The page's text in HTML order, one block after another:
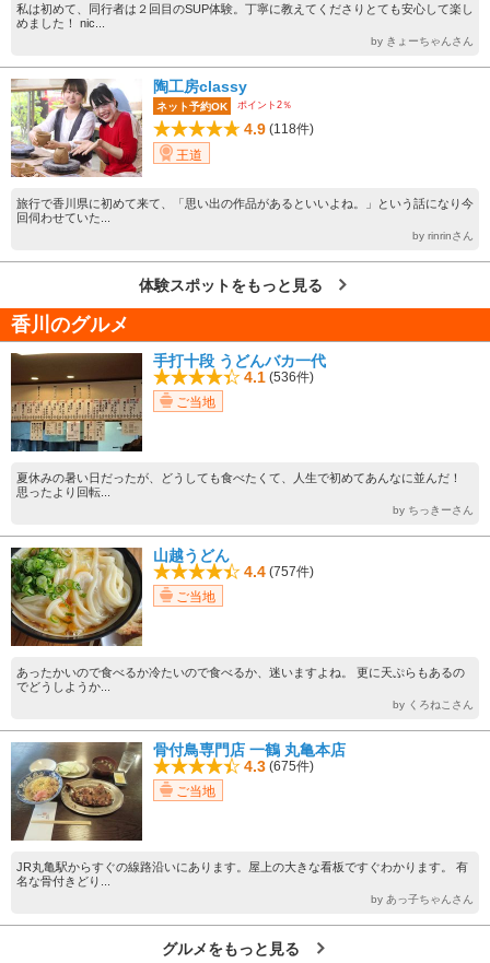
私は初めて、同行者は２回目のSUP体験。丁寧に教えてくださりとても安心して楽し
めました！ nic...
by きょーちゃんさん
陶工房classy
ネット予約OK ポイント2％
4.9 (118件)
王道
旅行で香川県に初めて来て、「思い出の作品があるといいよね。」という話になり今
回伺わせていた...
by rinrinさん
体験スポットをもっと見る
香川のグルメ
手打十段 うどんバカ一代
4.1 (536件)
ご当地
夏休みの暑い日だったが、どうしても食べたくて、人生で初めてあんなに並んだ！
思ったより回転...
by ちっきーさん
山越うどん
4.4 (757件)
ご当地
あったかいので食べるか冷たいので食べるか、迷いますよね。 更に天ぷらもあるの
でどうしようか...
by くろねこさん
骨付鳥専門店 一鶴 丸亀本店
4.3 (675件)
ご当地
JR丸亀駅からすぐの線路沿いにあります。屋上の大きな看板ですぐわかります。 有
名な骨付きどり...
by あっ子ちゃんさん
グルメをもっと見る